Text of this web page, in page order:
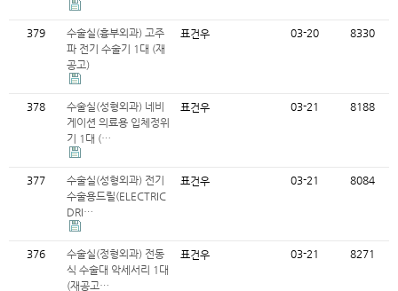
379
수술실(흉부외과) 고주
파 전기 수술기 1대 (재
공고)
표건우 03-20 8330
378
수술실(성형외과) 네비
게이션 의료용 입체정위
기 1대 (…
표건우 03-21 8188
377
수술실(성형외과) 전기
수술용드릴(ELECTRIC
DRI…
표건우 03-21 8084
376
수술실(정형외과) 전동
식 수술대 악세서리 1대
(재공고…
표건우 03-21 8271